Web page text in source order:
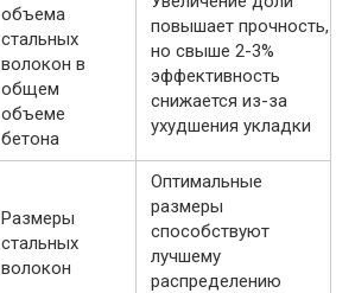
объема
стальных
волокон в
общем
объеме
бетона
повышает прочность,
но свыше 2-3%
эффективность
снижается из-за
ухудшения укладки
Размеры
стальных
волокон
Оптимальные
размеры
способствуют
лучшему
распределению